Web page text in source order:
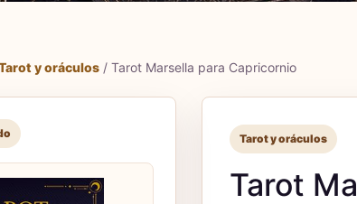
y oráculos / Tarot Marsella para Capricornio
Tarot y oráculos
Tarot